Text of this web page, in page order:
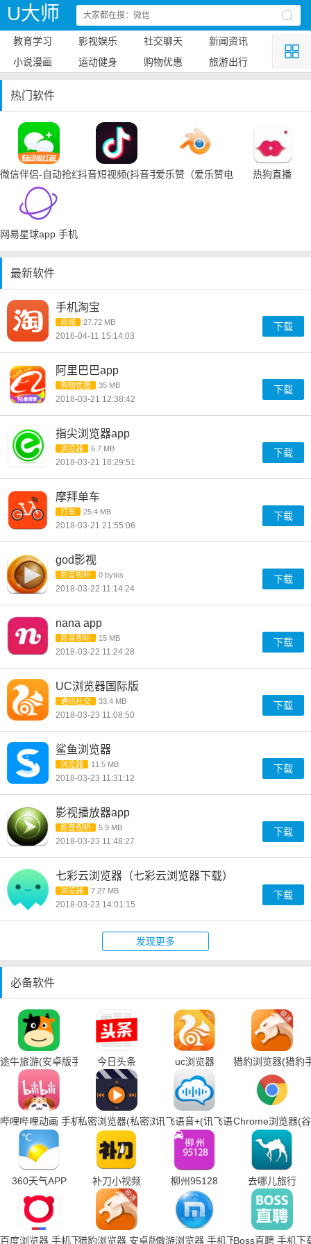
U大师
教育学习 影视娱乐 社交聊天
新闻资讯
小说漫画
运动健身 购物优惠 旅游出行
热门软件
微信伴侣-自动抢红包抖音短视频(抖音手机下载)爱乐赞（爱乐赞电脑手机下载）
热狗直播
网易星球app 手机下载
最新软件
手机淘宝
商城 27.72 MB
2016-04-11 15:14:03
下载
阿里巴巴app
购物优惠 35 MB
2018-03-21 12:38:42
下载
指尖浏览器app
浏览器 6.7 MB
2018-03-21 18:29:51
下载
摩拜单车
打车 25.4 MB
2018-03-21 21:55:06
下载
god影视
影音视听 0 bytes
2018-03-22 11:14:24
下载
nana app
影音视听 15 MB
2018-03-22 11:24:28
下载
UC浏览器国际版
通讯社交 33.4 MB
2018-03-23 11:08:50
下载
鲨鱼浏览器
浏览器 11.5 MB
2018-03-23 11:31:12
下载
影视播放器app
影音视听 5.9 MB
2018-03-23 11:48:27
下载
七彩云浏览器（七彩云浏览器下载）
浏览器 7.27 MB
2018-03-23 14:01:15
下载
发现更多
必备软件
途牛旅游(安卓版手机下载)今日头条 uc浏览器 猎豹浏览器(猎豹
哔哩哔哩动画 手机下载私密浏览器(私密浏览器手机下载)讯飞语音+(讯飞语音输入法手机下
Chrome浏览器(
360天气APP 补刀小视频 柳州95128 去哪儿旅行
百度浏览器 手机下载猎豹浏览器 安卓版傲游浏览器 手机下载Boss直聘 手机下